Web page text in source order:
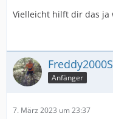
Vielleicht hilft dir das ja
Anfänger
7. März 2023 um 23:37